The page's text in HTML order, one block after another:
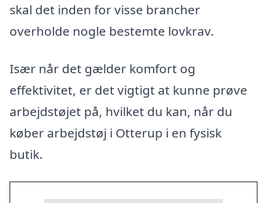
skal det inden for visse brancher
overholde nogle bestemte lovkrav.
Især når det gælder komfort og
effektivitet, er det vigtigt at kunne prøve
arbejdstøjet på, hvilket du kan, når du
køber arbejdstøj i Otterup i en fysisk
butik.